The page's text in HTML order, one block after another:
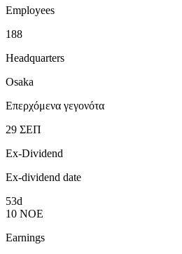
Employees
188
Headquarters
Osaka
Επερχόμενα γεγονότα
29 ΣΕΠ
Ex-Dividend
Ex-dividend date
53d
10 ΝΟΕ
Earnings